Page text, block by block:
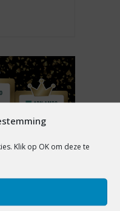
Klik op OK om deze te